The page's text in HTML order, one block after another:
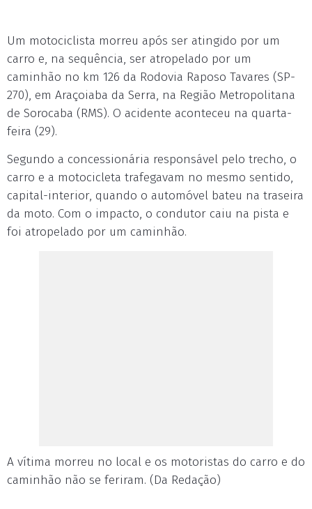
Um motociclista morreu após ser atingido por um
carro e, na sequência, ser atropelado por um
caminhão no km 126 da Rodovia Raposo Tavares (SP-
270), em Araçoiaba da Serra, na Região Metropolitana
de Sorocaba (RMS). O acidente aconteceu na quarta-
feira (29).
Segundo a concessionária responsável pelo trecho, o
carro e a motocicleta trafegavam no mesmo sentido,
capital-interior, quando o automóvel bateu na traseira
da moto. Com o impacto, o condutor caiu na pista e
foi atropelado por um caminhão.
A vítima morreu no local e os motoristas do carro e do
caminhão não se feriram. (Da Redação)